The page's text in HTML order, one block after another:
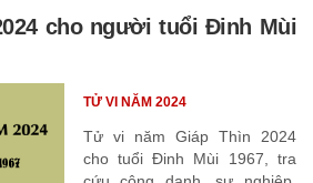
cho người tuổi Đinh Mùi
Tử vi năm Giáp Thìn 2024
cho tuổi Đinh Mùi 1967, tra
TỬ VI NĂM 2024